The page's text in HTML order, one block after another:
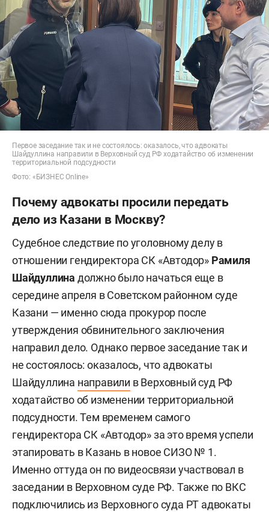
Первое заседание так и не состоялось: оказалось, что адвокаты
Шайдуллина направили в Верховный суд РФ ходатайство об изменении
территориальной подсудности
Фото: «БИЗНЕС Online»
Почему адвокаты просили передать
дело из Казани в Москву?
Судебное следствие по уголовному делу в
отношении гендиректора СК «Автодор» Рамиля
Шайдуллина должно было начаться еще в
середине апреля в Советском районном суде
Казани — именно сюда прокурор после
утверждения обвинительного заключения
направил дело. Однако первое заседание так и
не состоялось: оказалось, что адвокаты
Шайдуллина направили в Верховный суд РФ
ходатайство об изменении территориальной
подсудности. Тем временем самого
гендиректора СК «Автодор» за это время успели
этапировать в Казань в новое СИЗО № 1.
Именно оттуда он по видеосвязи участвовал в
заседании в Верховном суде РФ. Также по ВКС
подключились из Верховного суда РТ адвокаты